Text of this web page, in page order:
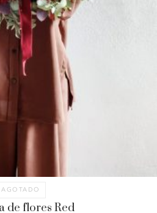
AGOTADO
de flores Red